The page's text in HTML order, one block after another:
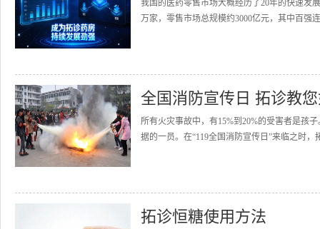
我国的医药零售市场大概经历了20年的快速发
万家，零售市场总规模约3000亿元，其中百强
全国消防宣传日 拓诊教
所有火灾事故中，有15%到20%的受害者是孩
据的一员。在“119全国消防宣传日”来临之时
拓诊恒糖使用方法